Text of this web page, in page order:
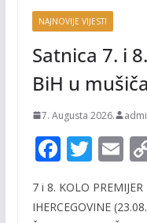
NAJNOVIJE VIJESTI
Satnica 7. i
BiH u
7. Augusta 2026.
F
e
T
itt
E
ai
7 i 8. KOLO
IHERCEGOVINE